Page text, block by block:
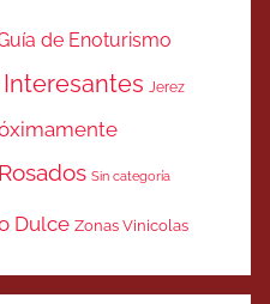
de Enoturismo
Interesantes Jerez
Rosados Sin categoría
Dulce Zonas Vinicolas